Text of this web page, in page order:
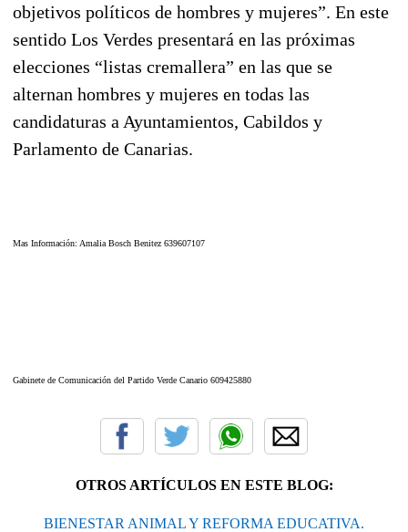
objetivos políticos de hombres y mujeres”. En este
sentido Los Verdes presentará en las próximas
elecciones “listas cremallera” en las que se
alternan hombres y mujeres en todas las
candidaturas a Ayuntamientos, Cabildos y
Parlamento de Canarias.
Mas Información: Amalia Bosch Benitez 639607107
Gabinete de Comunicación del Partido Verde Canario 609425880
OTROS ARTÍCULOS EN ESTE BLOG:
BIENESTAR ANIMAL Y REFORMA EDUCATIVA.